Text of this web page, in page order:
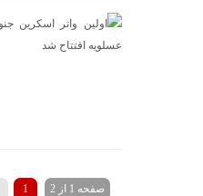
صفحه 1 از 2 1